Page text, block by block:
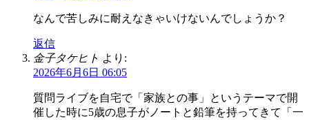
なんで苦しみに耐えなきゃいけないんでしょうか？
返信
金子タケヒト より:
2026年6月6日 06:05
質問ライブを自宅で「家族との事」というテーマで開
催した時に5歳の息子がノートと鉛筆を持ってきて「一